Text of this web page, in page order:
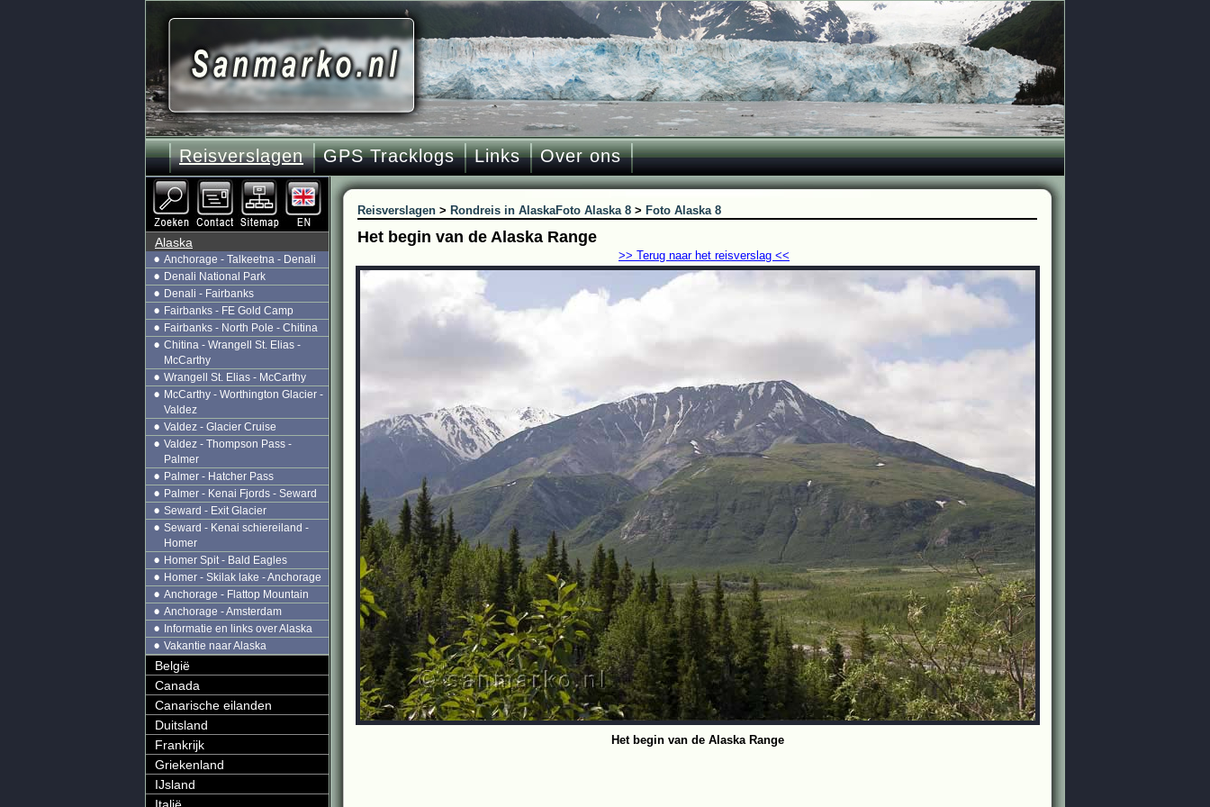
Reisverslagen GPS Tracklogs Links Over ons
Reisverslagen > Rondreis in AlaskaFoto Alaska 8 > Foto Alaska 8
Het begin van de Alaska Range
>> Terug naar het reisverslag <<
Het begin van de Alaska Range
Alaska
Anchorage - Talkeetna - Denali
Denali National Park
Denali - Fairbanks
Fairbanks - FE Gold Camp
Fairbanks - North Pole - Chitina
Chitina - Wrangell St. Elias -
McCarthy
Wrangell St. Elias - McCarthy
McCarthy - Worthington Glacier -
Valdez
Valdez - Glacier Cruise
Valdez - Thompson Pass -
Palmer
Palmer - Hatcher Pass
Palmer - Kenai Fjords - Seward
Seward - Exit Glacier
Seward - Kenai schiereiland -
Homer
Homer Spit - Bald Eagles
Homer - Skilak lake - Anchorage
Anchorage - Flattop Mountain
Anchorage - Amsterdam
Informatie en links over Alaska
Vakantie naar Alaska
België
Canada
Canarische eilanden
Duitsland
Frankrijk
Griekenland
IJsland